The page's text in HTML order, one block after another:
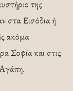
της
στα Εισόδια ή
ακόμα
Σοφία και στις